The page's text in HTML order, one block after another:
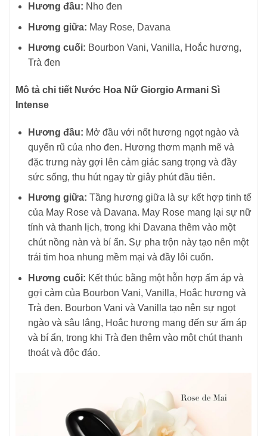
Hương đầu: Nho đen
Hương giữa: May Rose, Davana
Hương cuối: Bourbon Vani, Vanilla, Hoắc hương,
Trà đen
Mô tả chi tiết Nước Hoa Nữ Giorgio Armani Sì
Intense
Hương đầu: Mở đầu với nốt hương ngọt ngào và
quyến rũ của nho đen. Hương thơm mạnh mẽ và
đặc trưng này gợi lên cảm giác sang trọng và đầy
sức sống, thu hút ngay từ giây phút đầu tiên.
Hương giữa: Tầng hương giữa là sự kết hợp tinh tế
của May Rose và Davana. May Rose mang lại sự nữ
tính và thanh lịch, trong khi Davana thêm vào một
chút nồng nàn và bí ẩn. Sự pha trộn này tạo nên một
trái tim hoa nhung mềm mại và đầy lôi cuốn.
Hương cuối: Kết thúc bằng một hỗn hợp ấm áp và
gợi cảm của Bourbon Vani, Vanilla, Hoắc hương và
Trà đen. Bourbon Vani và Vanilla tạo nên sự ngọt
ngào và sâu lắng, Hoắc hương mang đến sự ấm áp
và bí ẩn, trong khi Trà đen thêm vào một chút thanh
thoát và độc đáo.